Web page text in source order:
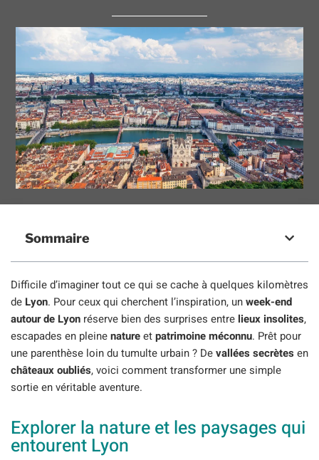
Sommaire
Difficile d’imaginer tout ce qui se cache à quelques kilomètres
de Lyon. Pour ceux qui cherchent l’inspiration, unweek-end
autour de Lyon réserve bien des surprises entre lieux insolites,
escapades en pleinenatureetpatrimoine méconnu. Prêt pour
une parenthèse loin du tumulte urbain ? Devallées secrètesen
châteaux oubliés, voici comment transformer une simple
sortie en véritable aventure.
Explorer la nature et les paysages qui
entourent Lyon